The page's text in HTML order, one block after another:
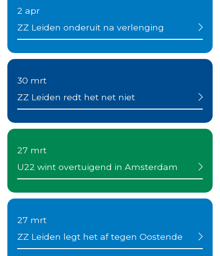
2 apr
ZZ Leiden onderuit na verlenging
30 mrt
ZZ Leiden redt het net niet
27 mrt
U22 wint overtuigend in Amsterdam
27 mrt
ZZ Leiden legt het af tegen Oostende